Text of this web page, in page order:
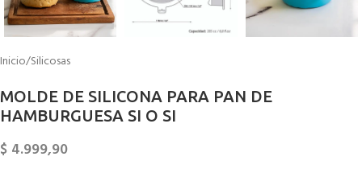
Inicio/Silicosas
MOLDE DE SILICONA PARA PAN DE
HAMBURGUESA SI O SI
$ 4.999,90